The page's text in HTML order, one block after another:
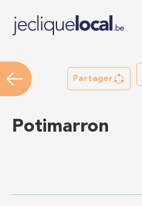
Partager
Potimarron